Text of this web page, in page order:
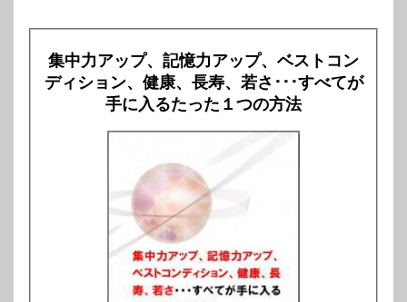
集中力アップ、記憶力アップ、ベストコン
ディション、健康、長寿、若さ･･･すべてが
手に入るたった１つの方法